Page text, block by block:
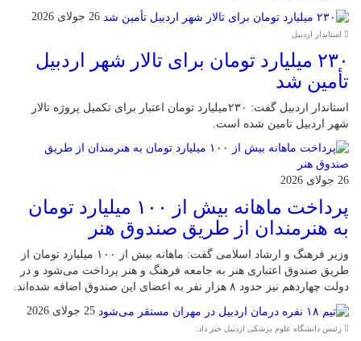
26 جولای 2026
استاندار اردبیل
۲۳۰ میلیارد تومان برای تالار شهر اردبیل
تأمین شد
استاندار اردبیل گفت: ۲۳۰میلیارد تومان اعتبار برای تکمیل پروژه تالار
شهر اردبیل تامین شده است.
26 جولای 2026
پرداخت ماهانه بیش از ۱۰۰ میلیارد تومان
به هنرمندان از طریق صندوق هنر
وزیر فرهنگ و ارشاد اسلامی گفت: ماهانه بیش از ۱۰۰ میلیارد تومان از
طریق صندوق اعتباری هنر به جامعه فرهنگ و هنر پرداخت می‌شود و در
دولت چهاردهم نیز حدود ۸ هزار نفر به اعضای این صندوق اضافه شده‌اند.
25 جولای 2026
رئیس دانشگاه علوم پزشکی اردبیل خبر داد: